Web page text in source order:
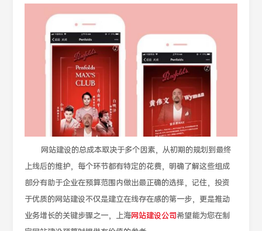
网站建设的总成本取决于多个因素，从初期的规划到最终
上线后的维护，每个环节都有特定的花费，明确了解这些组成
部分有助于企业在预算范围内做出最正确的选择，记住，投资
于优质的网站建设不仅是建立在线存在感的第一步，更是推动
业务增长的关键步骤之一，上海网站建设公司希望能为您在制